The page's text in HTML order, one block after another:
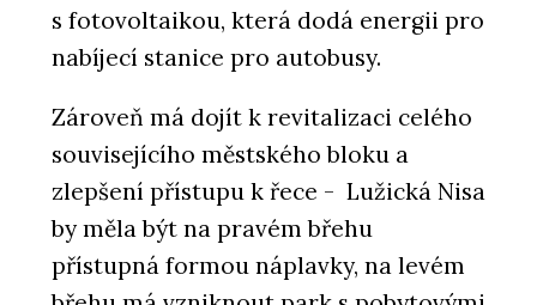
SLUŽBY
Konzultace - Hlinaři
s fotovoltaikou, která dodá energii pro
nabíjecí stanice pro autobusy.
Zároveň má dojít k revitalizaci celého
souvisejícího městského bloku a
zlepšení přístupu k řece - Lužická Nisa
by měla být na pravém břehu
přístupná formou náplavky, na levém